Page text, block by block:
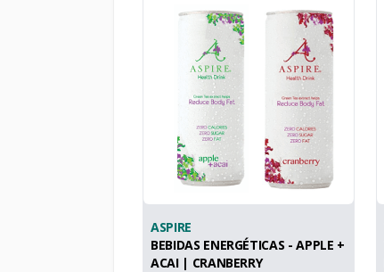
ASPIRE
BEBIDAS ENERGÉTICAS - APPLE +
ACAI | CRANBERRY